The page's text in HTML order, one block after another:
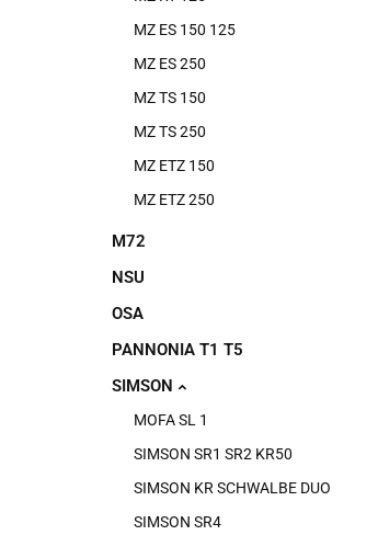
MZ ES 150 125
MZ ES 250
MZ TS 150
MZ TS 250
MZ ETZ 150
MZ ETZ 250
M72
NSU
OSA
PANNONIA T1 T5
SIMSON
MOFA SL 1
SIMSON SR1 SR2 KR50
SIMSON KR SCHWALBE DUO
SIMSON SR4